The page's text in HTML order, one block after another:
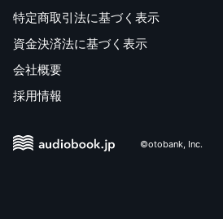
特定商取引法に基づく表示
資金決済法に基づく表示
会社概要
採用情報
©otobank, Inc.